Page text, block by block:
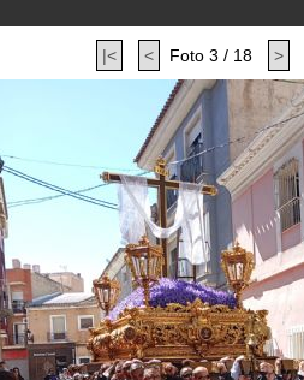
|< < Foto 3 / 18 >